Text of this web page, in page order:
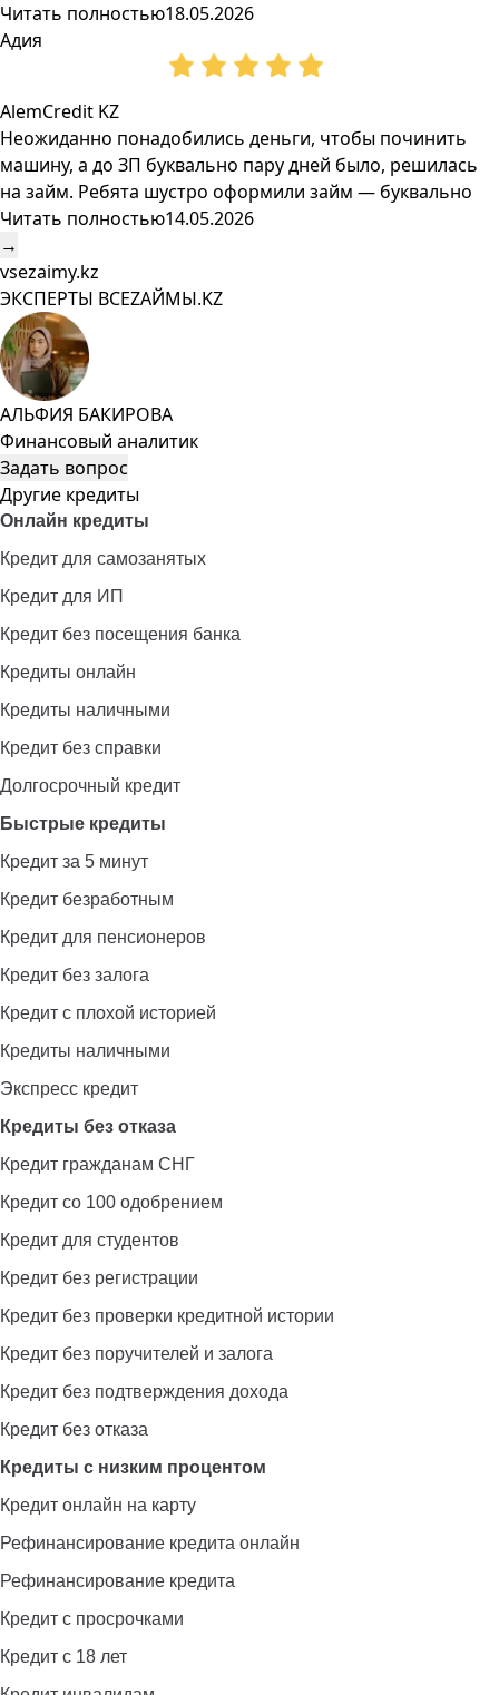
Читать полностью18.05.2026
Адия
AlemCredit KZ
Неожиданно понадобились деньги, чтобы починить
машину, а до ЗП буквально пару дней было, решилась
на займ. Ребята шустро оформили займ — буквально
Читать полностью14.05.2026
→
vsezaimy.kz
ЭКСПЕРТЫ ВСЕZAЙМЫ.KZ
АЛЬФИЯ БАКИРОВА
Финансовый аналитик
Задать вопрос
Другие кредиты
Онлайн кредиты
Кредит для самозанятых
Кредит для ИП
Кредит без посещения банка
Кредиты онлайн
Кредиты наличными
Кредит без справки
Долгосрочный кредит
Быстрые кредиты
Кредит за 5 минут
Кредит безработным
Кредит для пенсионеров
Кредит без залога
Кредит с плохой историей
Кредиты наличными
Экспресс кредит
Кредиты без отказа
Кредит гражданам СНГ
Кредит со 100 одобрением
Кредит для студентов
Кредит без регистрации
Кредит без проверки кредитной истории
Кредит без поручителей и залога
Кредит без подтверждения дохода
Кредит без отказа
Кредиты с низким процентом
Кредит онлайн на карту
Рефинансирование кредита онлайн
Рефинансирование кредита
Кредит с просрочками
Кредит с 18 лет